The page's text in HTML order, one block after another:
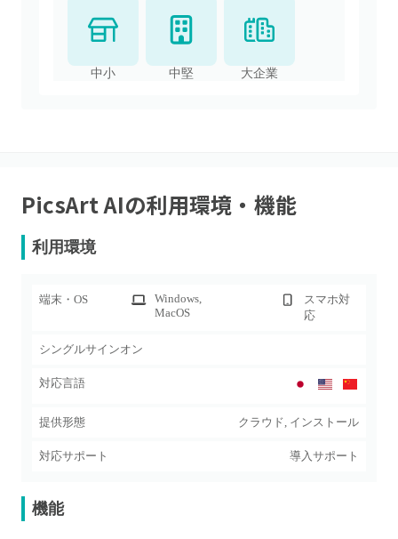
中小 中堅 大企業
PicsArt AIの利用環境・機能
利用環境
端末・OS Windows,
MacOS
スマホ対
応
シングルサインオン
対応言語
提供形態 クラウド, インストール
対応サポート 導入サポート
機能